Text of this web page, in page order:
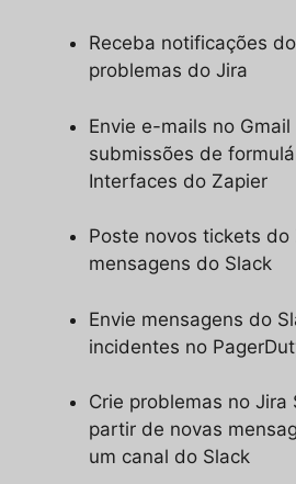
Receba notificações
problemas do Jira
Envie e-mails no
submissões de
Interfaces do Zapier
Poste novos tickets do
mensagens do Slack
Envie mensagens do
incidentes no
Crie problemas no Jira
partir de novas
um canal do Slack